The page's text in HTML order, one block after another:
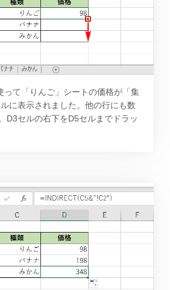
って「りんご」シートの価格が「集
に表示されました。他の行にも数
D3セルの右下をD5セルまでドラッ